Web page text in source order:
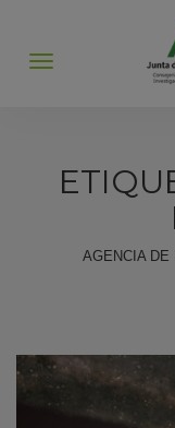
Abrir
AGENCIA DE